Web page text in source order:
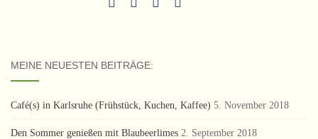
MEINE NEUESTEN BEITRÄGE:
Café(s) in Karlsruhe (Frühstück, Kuchen, Kaffee) 5. November 2018
Den Sommer genießen mit Blaubeerlimes 2. September 2018